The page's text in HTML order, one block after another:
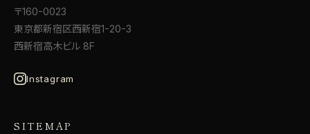
〒160-0023
東京都新宿区西新宿1-20-3
西新宿高木ビル 8F
Instagram
SITEMAP